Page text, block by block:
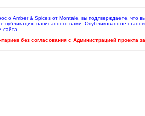
о Amber & Spices от Montale, вы подтверждаете, что
написанного вами. Опубликованное
сайта.
без согласования с Администрацией проекта